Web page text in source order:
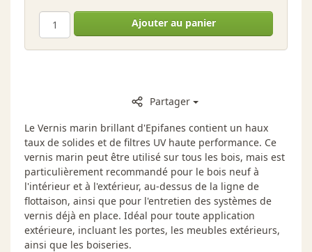
Ajouter au panier
Partager
Le Vernis marin brillant d'Epifanes contient un haux
taux de solides et de filtres UV haute performance. Ce
vernis marin peut être utilisé sur tous les bois, mais est
particulièrement recommandé pour le bois neuf à
l'intérieur et à l'extérieur, au-dessus de la ligne de
flottaison, ainsi que pour l'entretien des systèmes de
vernis déjà en place. Idéal pour toute application
extérieure, incluant les portes, les meubles extérieurs,
ainsi que les boiseries.